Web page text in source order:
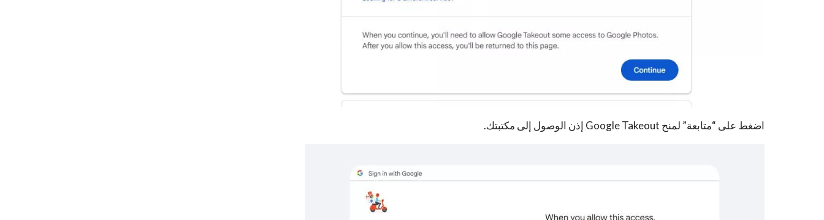
اضغط على “متابعة” لمنح Google Takeout إذن الوصول إلى مكتبتك.